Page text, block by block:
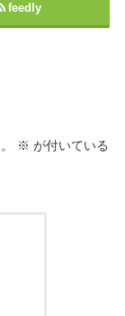
feedly
※ が付いている